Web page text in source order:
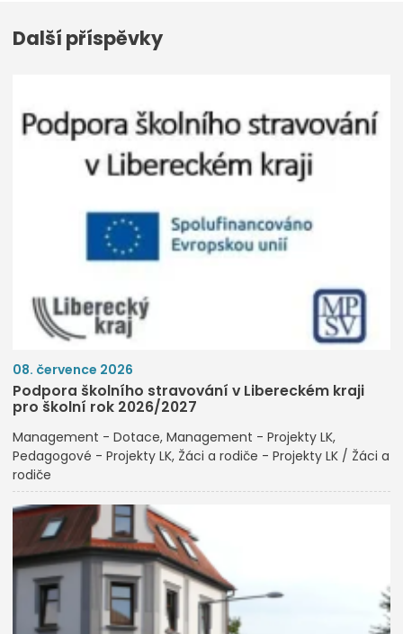
Další příspěvky
08. července 2026
Podpora školního stravování v Libereckém kraji
pro školní rok 2026/2027
Management - Dotace Management - Projekty LK
Pedagogové - Projekty LK Žáci a rodiče - Projekty LK / Žáci a
rodiče